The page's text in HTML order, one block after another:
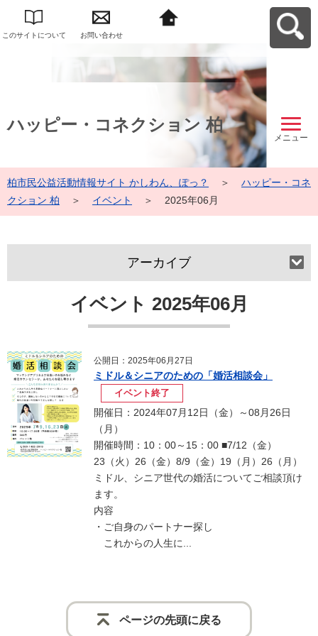
このサイトについて お問い合わせ
サイト かしわん、ぽ
ハッピー・コネクション 柏
メニュー
柏市民公益活動情報サイト かしわん、ぽっ？ ＞
ハッピー・コネ
クション 柏
＞ イベント ＞ 2025年06月
イベント 2025年06月
公開日：2025年06月27日
ミドル＆シニアのための「婚活相談会」
イベント終了
開催日：2024年07月12日（金）～08月26日
（月）
開催時間：10：00～15：00 ■7/12（金）
23（火）26（金）8/9（金）19（月）26（月）
ミドル、シニア世代の婚活についてご相談頂け
ます。
内容
・ご自身のパートナー探し
これからの人生に...
アーカイブ
ページの先頭に戻る